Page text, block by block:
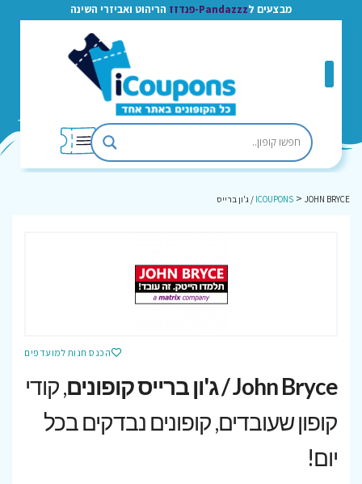
מבצעים לPandazzz-פנדזז הריהוט ואביזרי השינה
ICOUPONS > JOHN BRYCE / ג'ון ברייס
הכנס חנות למועדפים
John Bryce / ג'ון ברייס קופונים
, קודי
קופון שעובדים, קופונים נבדקים בכל
יום!